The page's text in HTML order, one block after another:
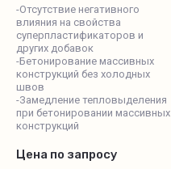
-Отсутствие негативного
влияния на свойства
суперпластификаторов и
других добавок
-Бетонирование массивных
конструкций без холодных
швов
-Замедление тепловыделения
при бетонировании массивных
конструкций
Цена по запросу